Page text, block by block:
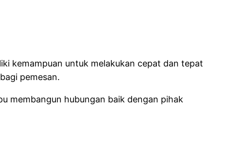
kemampuan untuk melakukan cepat dan tepat
pemesan.
membangun hubungan baik dengan pihak